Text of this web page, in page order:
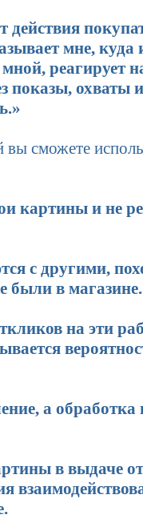
действия
мне, куда
реагирует
показы, охваты
сможете
картины и не
с другими,
были в магазине.
на эти
а обработка
в выдаче